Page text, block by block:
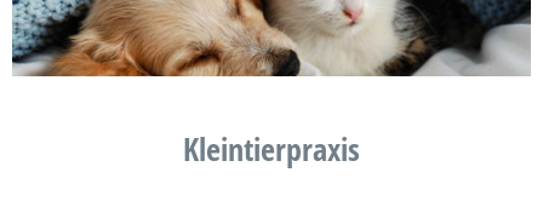
Kleintierpraxis